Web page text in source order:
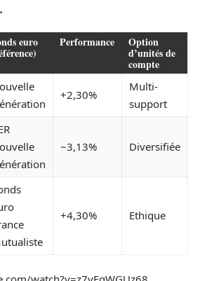
euro Performance Option
d’unités de
compte
+2,30%
Multi-
support
~3,13% Diversifiée
+4,30% Ethique